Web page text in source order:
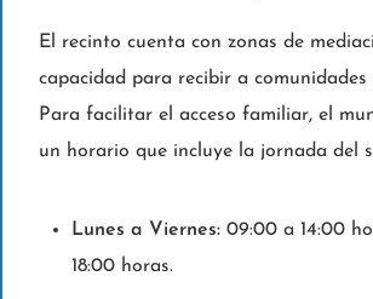
El recinto cuenta con zonas de
capacidad para recibir a comunidades
Para facilitar el acceso familiar, el
un horario que incluye la jornada del
Lunes a Viernes: 09:00 a 14:00
18:00 horas.